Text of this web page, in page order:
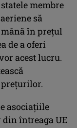
membre
să
în preţul
de a oferi
acest lucru.
asociaţiile
întreaga UE